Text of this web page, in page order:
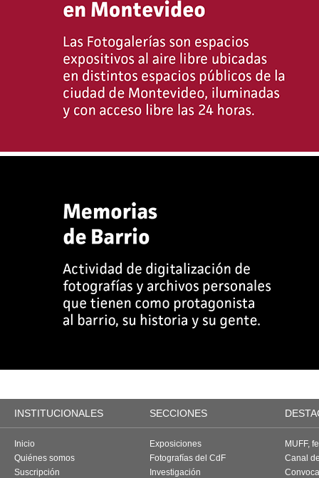
INSTITUCIONALES SECCIONES
Inicio
Quiénes somos
Suscripción
Exposiciones
Fotografías del CdF
Investigación
MUFF,
Canal